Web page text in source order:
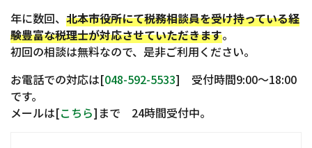
年に数回、 北本市役所にて税務相談員を受け持っている経
験豊富な税理士が対応させていただきます。
初回の相談は無料なので、是非ご利用ください。
お電話での対応は[048-592-5533] 受付時間9:00〜18:00
です。
メールは[こちら]まで 24時間受付中。